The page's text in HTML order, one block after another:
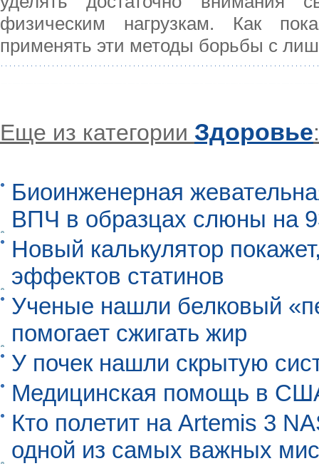
физическим нагрузкам. Как
применять эти методы борьбы с
Еще из категории Здоровье:
Биоинженерная
ВПЧ в образцах слюны на
Новый калькулятор
эффектов статинов
Ученые нашли белковый
помогает сжигать жир
У почек нашли скрытую
Медицинская помощь в
Кто полетит на Artemis 3
одной из самых важных